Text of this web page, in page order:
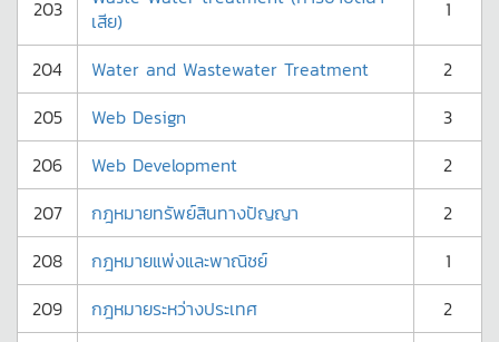
203
เสีย)
1
204 Water and Wastewater Treatment
2
205
Web Design
3
206
Web Development
2
207
กฎหมายทรัพย์สินทางปัญญา
2
208
กฎหมายแพ่งและพาณิชย์
1
209
กฎหมายระหว่างประเทศ
2